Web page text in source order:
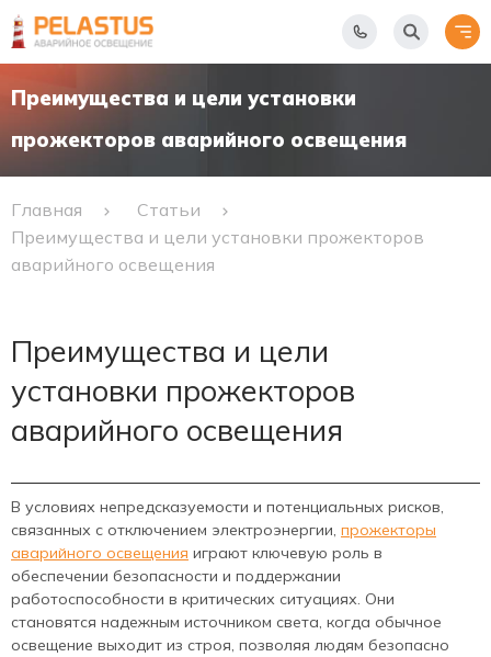
Преимущества и цели установки
прожекторов аварийного освещения
Главная
Статьи
Преимущества и цели установки прожекторов
аварийного освещения
Преимущества и цели
установки прожекторов
аварийного освещения
В условиях непредсказуемости и потенциальных рисков,
связанных с отключением электроэнергии, прожекторы
аварийного освещения играют ключевую роль в
обеспечении безопасности и поддержании
работоспособности в критических ситуациях. Они
становятся надежным источником света, когда обычное
освещение выходит из строя, позволяя людям безопасно